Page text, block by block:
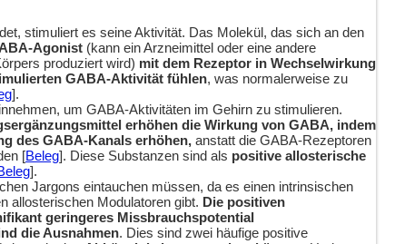
stimuliert es seine Aktivität. Das Molekül, das sich an den
Agonist (kann ein Arzneimittel oder eine andere
produziert wird) mit dem Rezeptor in Wechselwirkung
GABA-Aktivität fühlen, was normalerweise zu
].
um GABA-Aktivitäten im Gehirn zu stimulieren.
erhöhen die Wirkung von GABA, indem
des GABA-Kanals erhöhen, anstatt die GABA-Rezeptoren
[Beleg]. Diese Substanzen sind als positive allosterische
].
Jargons eintauchen müssen, da es einen intrinsischen
allosterischen Modulatoren gibt. Die positiven
geringeres Missbrauchspotential
die Ausnahmen. Dies sind zwei häufige positive